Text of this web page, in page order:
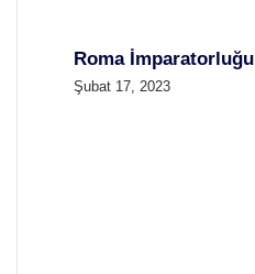
Roma İmparatorluğu
Şubat 17, 2023